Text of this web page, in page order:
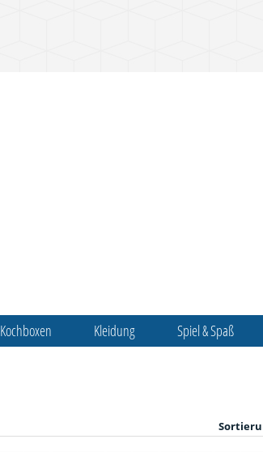
Kochboxen Kleidung Spiel & Spaß